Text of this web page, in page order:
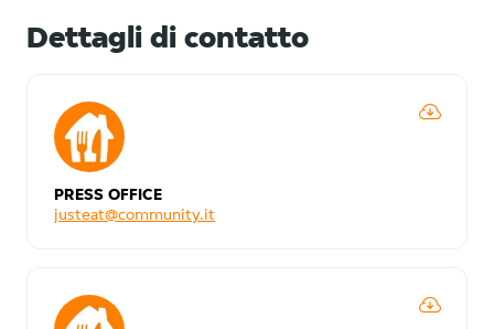
Dettagli di contatto
PRESS OFFICE
justeat@community.it